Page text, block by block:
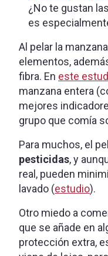
¿No te gustan
es
Al pelar la
elementos,
fibra. En este
manzana entera
mejores
grupo que comía
Para muchos, el
pesticidas, y
real, pueden
lavado (estudio).
Otro miedo a
que se añade en
protección extra,